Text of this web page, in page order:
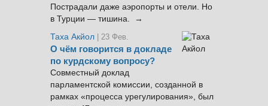
Пострадали даже аэропорты и отели. Но
в Турции — тишина. →
Таха Акйол | 23 Фев.
О чём говорится в докладе
по курдскому вопросу?
Совместный доклад
парламентской комиссии, созданной в
рамках «процесса урегулирования», был